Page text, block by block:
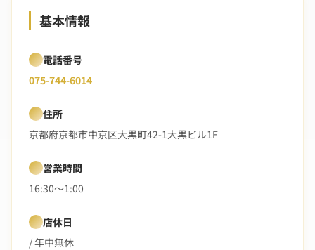
基本情報
電話番号
075-744-6014
住所
京都府京都市中京区大黒町42-1大黒ビル1F
営業時間
16:30〜1:00
店休日
/ 年中無休